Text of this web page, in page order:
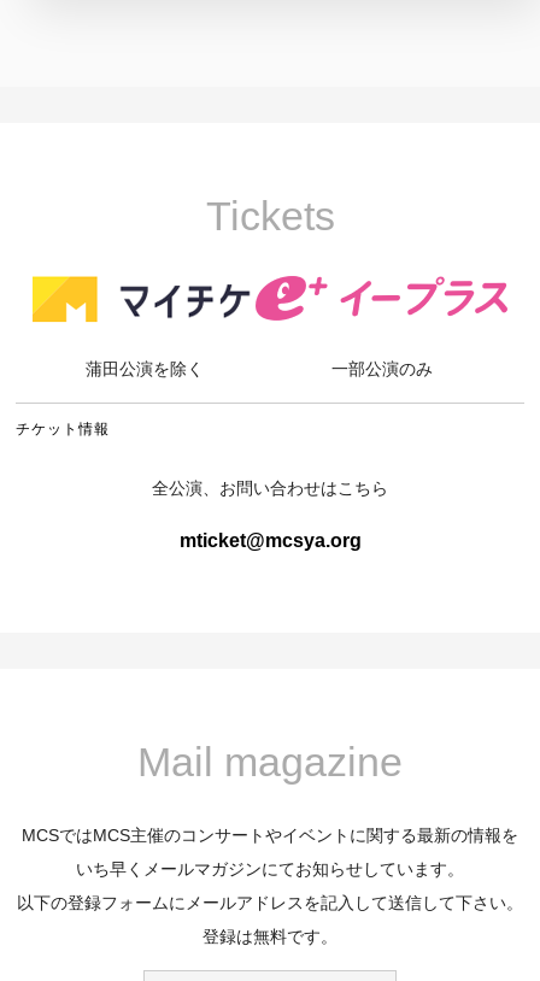
Tickets
蒲田公演を除く 一部公演のみ
チケット情報
全公演、お問い合わせはこちら
mticket@mcsya.org
Mail magazine
MCSではMCS主催のコンサートやイベントに関する最新の情報を
いち早くメールマガジンにてお知らせしています。
以下の登録フォームにメールアドレスを記入して送信して下さい。
登録は無料です。